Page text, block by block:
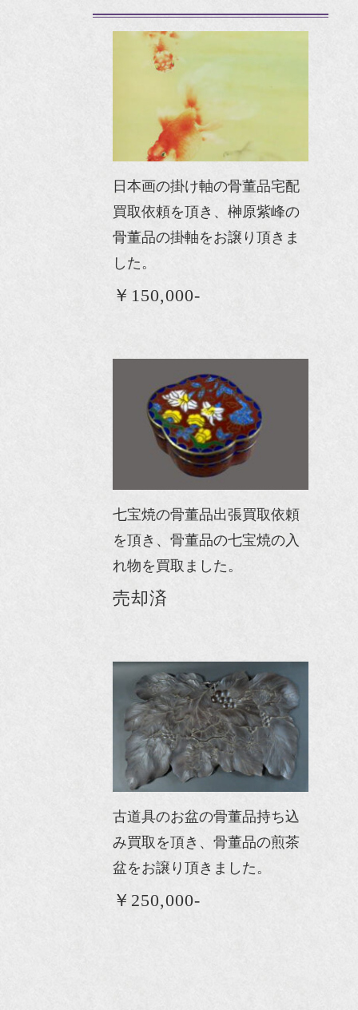
日本画の掛け軸の骨董品宅配
買取依頼を頂き、榊原紫峰の
骨董品の掛軸をお譲り頂きま
した。
￥150,000-
七宝焼の骨董品出張買取依頼
を頂き、骨董品の七宝焼の入
れ物を買取ました。
売却済
古道具のお盆の骨董品持ち込
み買取を頂き、骨董品の煎茶
盆をお譲り頂きました。
￥250,000-